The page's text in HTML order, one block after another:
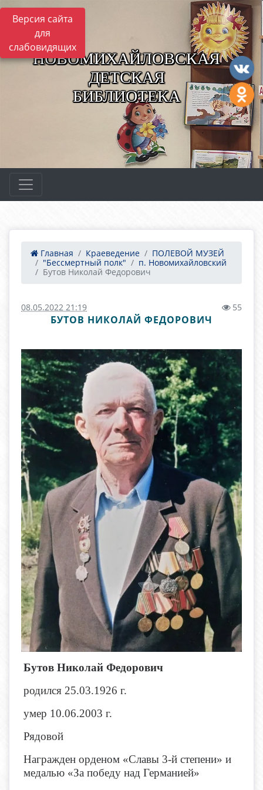
Версия сайта
для
слабовидящих
НОВОМИХАЙЛОВСКАЯ
ДЕТСКАЯ
БИБЛИОТЕКА
Главная Краеведение
ПОЛЕВОЙ МУЗЕЙ
"Бессмертный полк"
п. Новомихайловский
Бутов Николай Федорович
08.05.2022 21:19 55
БУТОВ НИКОЛАЙ ФЕДОРОВИЧ
Бутов Николай Федорович
родился 25.03.1926 г.
умер 10.06.2003 г.
Рядовой
Награжден орденом «Славы 3-й степени» и
медалью «За победу над Германией»